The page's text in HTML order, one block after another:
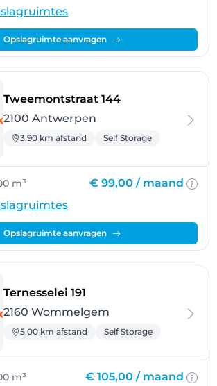
Opslagruimte aanvragen
Tweemontstraat 144- Antwerpen
2100 Antwerpen
3,90 km afstand Self Storage
m³ € 99,00 / maand
Opslagruimte aanvragen
Ternesselei 191
2160 Wommelgem
5,00 km afstand Self Storage
m³ € 105,00 / maand